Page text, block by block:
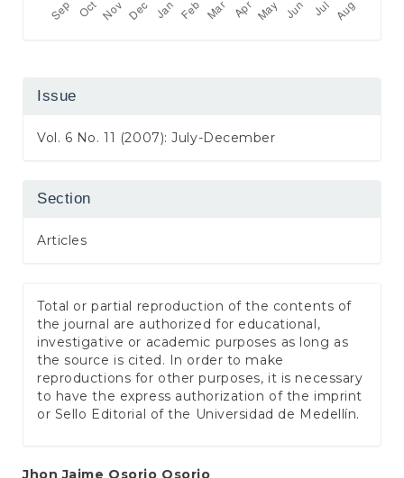
Issue
Vol. 6 No. 11 (2007): July-December
Section
Articles
Total or partial reproduction of the contents of
the journal are authorized for educational,
investigative or academic purposes as long as
the source is cited. In order to make
reproductions for other purposes, it is necessary
to have the express authorization of the imprint
or Sello Editorial of the Universidad de Medellín.
Jhon Jaime Osorio Osorio